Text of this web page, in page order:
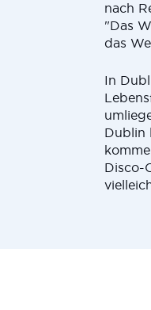
nach
"Das
das
In
Dublin
Disco-